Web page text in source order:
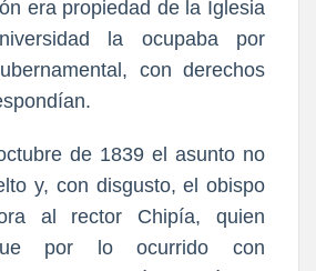
era propiedad de la Iglesia
la ocupaba por
con derechos
de 1839 el asunto no
y, con disgusto, el obispo
al rector Chipía, quien
por lo ocurrido con